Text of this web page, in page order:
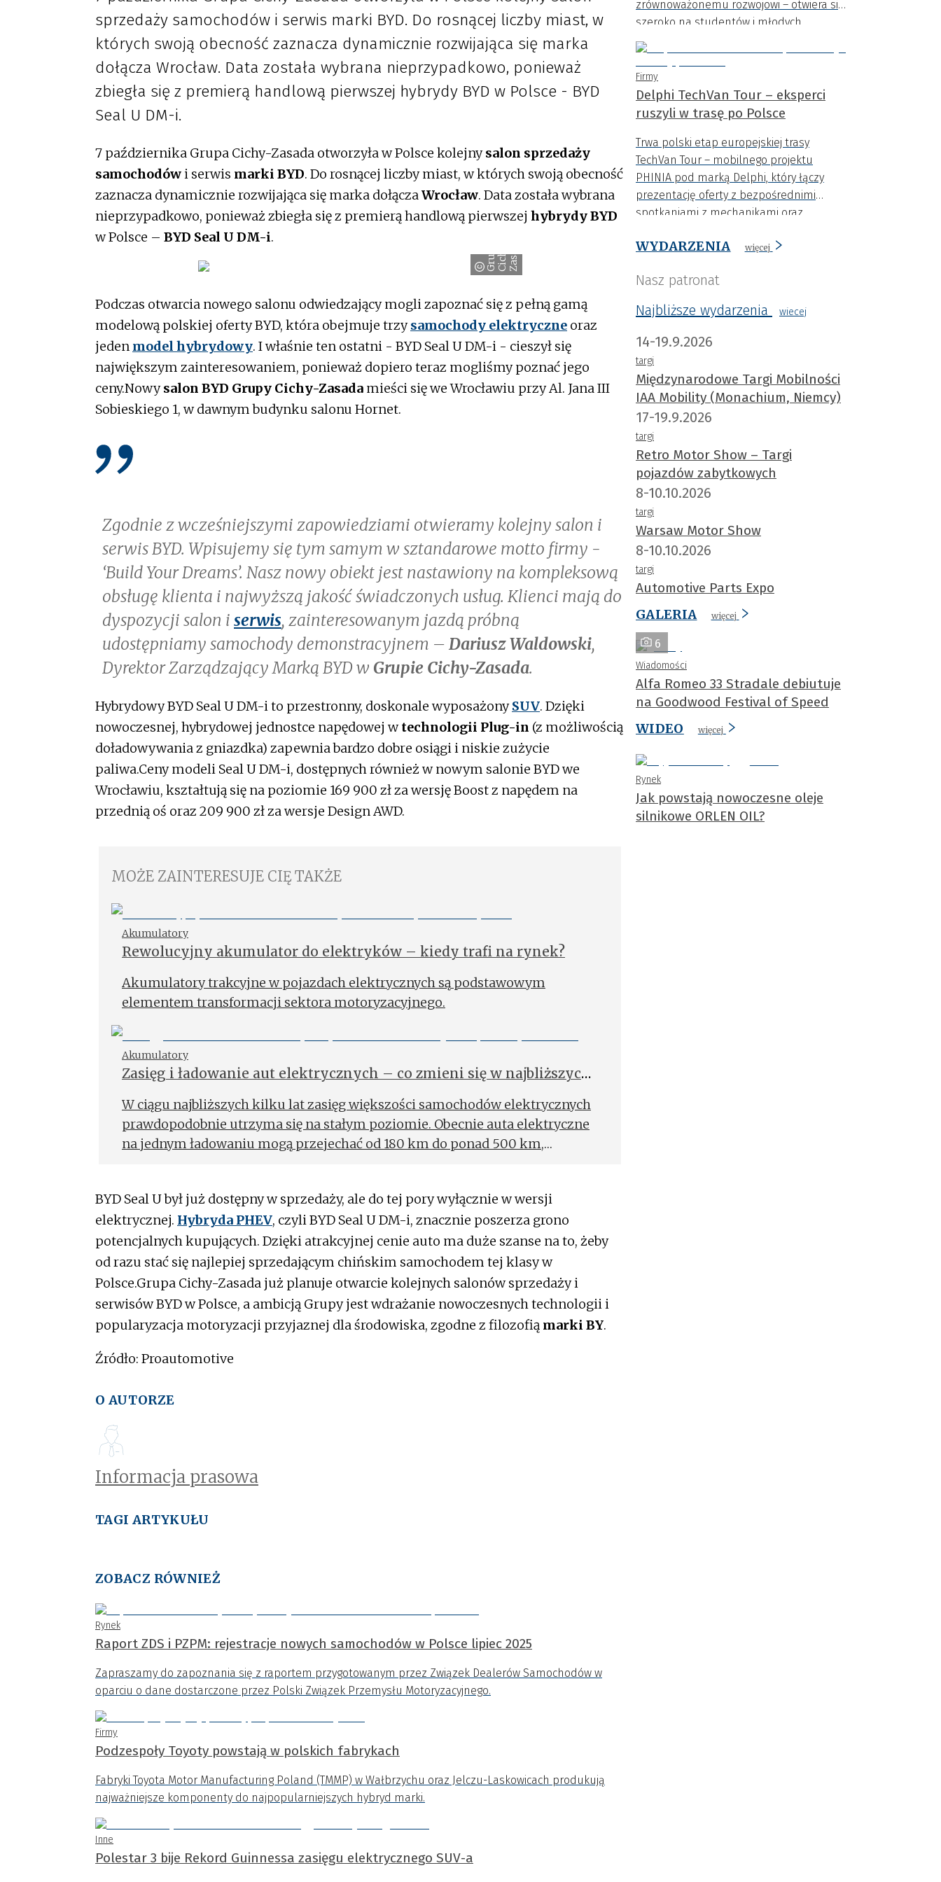
sprzedaży samochodów i serwis marki BYD. Do rosnącej liczby miast, w
których swoją obecność zaznacza dynamicznie rozwijająca się marka
dołącza Wrocław. Data została wybrana nieprzypadkowo, ponieważ
zbiegła się z premierą handlową pierwszej hybrydy BYD w Polsce - BYD
Seal U DM-i.
7 października Grupa Cichy-Zasada otworzyła w Polsce kolejnysalon sprzedaży
samochodówi serwis marki BYD. Do rosnącej liczby miast, w których swoją obecność
zaznacza dynamicznie rozwijająca się marka dołączaWrocław. Data została wybrana
nieprzypadkowo, ponieważ zbiegła się z premierą handlową pierwszej hybrydy BYD
w Polsce – BYD Seal U DM-i.
G
r
u
p
a
C
i
c
h
y
-
Z
a
s
a
d a
Podczas otwarcia nowego salonu odwiedzający mogli zapoznać się z pełną gamą
modelową polskiej oferty BYD, która obejmuje trzysamochody elektryczne oraz
jeden model hybrydowy. I właśnie ten ostatni - BYD Seal U DM-i - cieszył się
największym zainteresowaniem, ponieważ dopiero teraz mogliśmy poznać jego
ceny.Nowysalon BYD Grupy Cichy-Zasada mieści się we Wrocławiu przy Al. Jana III
Sobieskiego 1, w dawnym budynku salonu Hornet.
Zgodnie z wcześniejszymi zapowiedziami otwieramy kolejny salon i
serwis BYD. Wpisujemy się tym samym w sztandarowe motto firmy -
‘Build Your Dreams’. Nasz nowy obiekt jest nastawiony na kompleksową
obsługę klienta i najwyższą jakość świadczonych usług. Klienci mają do
dyspozycji salon i serwis, zainteresowanym jazdą próbną
udostępniamy samochody demonstracyjnem – Dariusz Waldowski,
Dyrektor Zarządzający Marką BYD w Grupie Cichy-Zasada.
Hybrydowy BYD Seal U DM-i to przestronny, doskonale wyposażonySUV. Dzięki
nowoczesnej, hybrydowej jednostce napędowej wtechnologii Plug-in (z możliwością
doładowywania z gniazdka) zapewnia bardzo dobre osiągi i niskie zużycie
paliwa.Ceny modeli Seal U DM-i, dostępnych również w nowym salonie BYD we
Wrocławiu, kształtują się na poziomie 169 900 zł za wersję Boost z napędem na
przednią oś oraz 209 900 zł za wersje Design AWD.
MOŻE ZAINTERESUJE CIĘ TAKŻE
Akumulatory
Rewolucyjny akumulator do elektryków – kiedy trafi na rynek?
Akumulatory trakcyjne w pojazdach elektrycznych są podstawowym
elementem transformacji sektora motoryzacyjnego.
Akumulatory
Zasięg i ładowanie aut elektrycznych – co zmieni się w najbliższych
W ciągu najbliższych kilku lat zasięg większości sa­mochodów elektrycznych
prawdopodobnie utrzyma się na stałym poziomie. Obecnie auta elektryczne
na jednym ładowaniu mogą przejechać od 180 km do ponad 500 km,
BYD Seal U był już dostępny w sprzedaży, ale do tej pory wyłącznie w wersji
elektrycznej. Hybryda PHEV, czyli BYD Seal U DM-i, znacznie poszerza grono
potencjalnych kupujących. Dzięki atrakcyjnej cenie auto ma duże szanse na to, żeby
od razu stać się najlepiej sprzedającym chińskim samochodem tej klasy w
Polsce.Grupa Cichy-Zasada już planuje otwarcie kolejnych salonów sprzedaży i
serwisów BYD w Polsce, a ambicją Grupy jest wdrażanie nowoczesnych technologii i
popularyzacja motoryzacji przyjaznej dla środowiska, zgodne z filozofią marki BY.
Źródło: Proautomotive
O AUTORZE
Informacja prasowa
TAGI ARTYKUŁU
ZOBACZ RÓWNIEŻ
Rynek
Raport ZDS i PZPM: rejestracje nowych samochodów w Polsce lipiec 2025
Zapraszamy do zapoznania się z raportem przygotowanym przez Związek Dealerów Samochodów w
oparciu o dane dostarczone przez Polski Związek Przemysłu Motoryzacyjnego.
Firmy
Podzespoły Toyoty powstają w polskich fabrykach
Fabryki Toyota Motor Manufacturing Poland (TMMP) w Wałbrzychu oraz Jelczu-Laskowicach produkują
najważniejsze komponenty do najpopularniejszych hybryd marki.
Inne
Polestar 3 bije Rekord Guinnessa zasięgu elektrycznego SUV-a
zrównoważonemu rozwojowi – otwiera się
szeroko na studentów i młodych
innowatorów..
Firmy
Delphi TechVan Tour – eksperci
ruszyli w trasę po Polsce
Trwa polski etap europejskiej trasy
TechVan Tour – mobilnego projektu
PHINIA pod marką Delphi, który łączy
prezentację oferty z bezpośrednimi
spotkaniami z mechanikami oraz
motoryzacyjnych.
WYDARZENIA więcej
Nasz patronat
Najbliższe wydarzenia
wiecej
14-19.9.2026
targi
Międzynarodowe Targi Mobilności
IAA Mobility (Monachium, Niemcy)
17-19.9.2026
targi
Retro Motor Show – Targi
pojazdów zabytkowych
8-10.10.2026
targi
Warsaw Motor Show
8-10.10.2026
targi
Automotive Parts Expo
GALERIA
więcej
6
Wiadomości
Alfa Romeo 33 Stradale debiutuje
na Goodwood Festival of Speed
WIDEO
więcej
Rynek
Jak powstają nowoczesne oleje
silnikowe ORLEN OIL?